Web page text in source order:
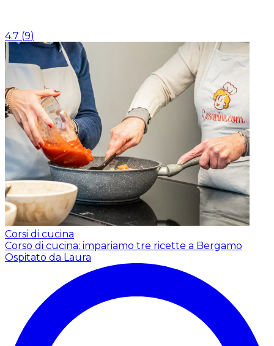
4.7 (9)
Corsi di cucina
Corso di cucina: impariamo tre ricette a Bergamo
Ospitato da Laura